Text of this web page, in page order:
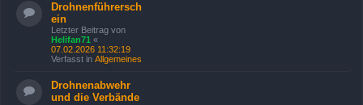
Drohnenführersch
ein
Letzter Beitrag von
Helifan71 «
07.02.2026 11:32:19
Verfasst in Allgemeines
Drohnenabwehr
und die Verbände